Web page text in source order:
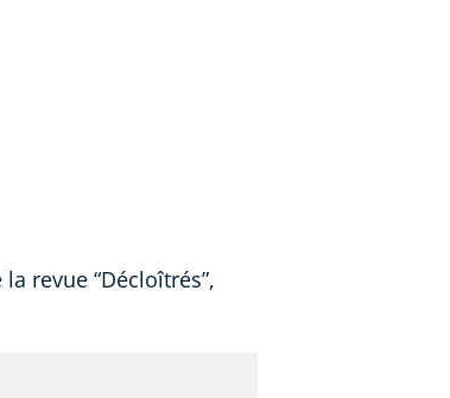
revue “Décloîtrés”,